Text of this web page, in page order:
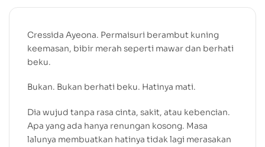
Cressida Ayeona. Permaisuri berambut kuning
keemasan, bibir merah seperti mawar dan berhati
beku.
Bukan. Bukan berhati beku. Hatinya mati.
Dia wujud tanpa rasa cinta, sakit, atau kebencian.
Apa yang ada hanya renungan kosong. Masa
lalunya membuatkan hatinya tidak lagi merasakan